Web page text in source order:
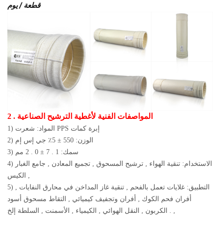
قطعة / يوم
2 . المواصفات الفنية لأغطية الترشيح الصناعية
1) المواد: شعرت PPS إبرة كمات
2) الوزن:
جي إس إم
3) سمك:
4) الاستخدام: تنقية الهواء , ترشيح المسحوق , تجميع المعادن , جامع الغبار
, الكيس
5) التطبيق: غلايات تعمل بالفحم , تنقية غاز المداخن في محارق النفايات ,
أفران فحم الكوك , أفران وتجفيف كيميائي , التقاط مسحوق أسود
الكربون , النقل الهوائي , الكيمياء , الأسمنت , السلطة إلخ . ,